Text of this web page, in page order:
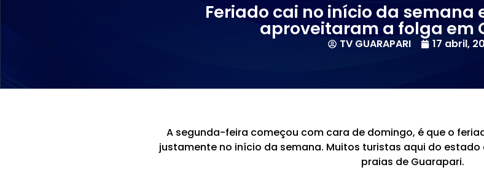
Feriado cai no início da semana
aproveitaram a folga em
TV GUARAPARI 17 abril,
A segunda-feira começou com cara de domingo, é que o
justamente no início da semana. Muitos turistas aqui do
praias de Guarapari.